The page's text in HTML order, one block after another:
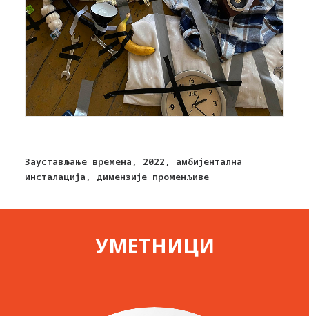
Заустављање времена, 2022, амбијентална
инсталација, димензије променљиве
УМЕТНИЦИ